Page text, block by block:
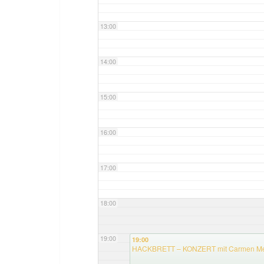
13:00
14:00
15:00
16:00
17:00
18:00
19:00 19:00
HACKBRETT – KONZERT mit Carmen